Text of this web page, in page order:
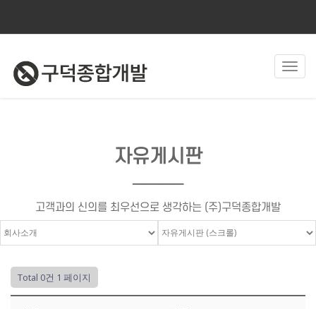
자유게시판
────
고객과의 신의를 최우선으로 생각하는 (주)구덕종합개발
Total 0건 1 페이지